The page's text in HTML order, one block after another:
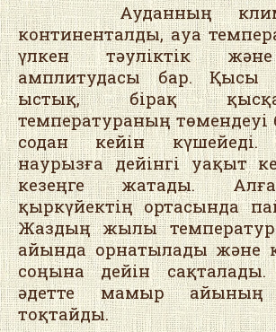
Ауданның
континенталды, ауа
үлкен тәуліктік
амплитудасы бар. Қысы
ыстық, бірақ
температураның төмендеуі
содан кейін күшейеді.
наурызға дейінгі уақыт
кезеңге жатады.
қыркүйектің ортасында
Жаздың жылы
айында орнатылады және
соңына дейін
әдетте мамыр айының
тоқтайды.